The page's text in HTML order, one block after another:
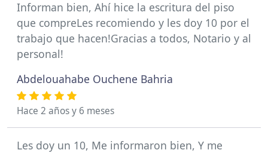
Informan bien, Ahí hice la escritura del piso
que compreLes recomiendo y les doy 10 por el
trabajo que hacen!Gracias a todos, Notario y al
personal!
Abdelouahabe Ouchene Bahria
Hace 2 años y 6 meses
Les doy un 10, Me informaron bien, Y me